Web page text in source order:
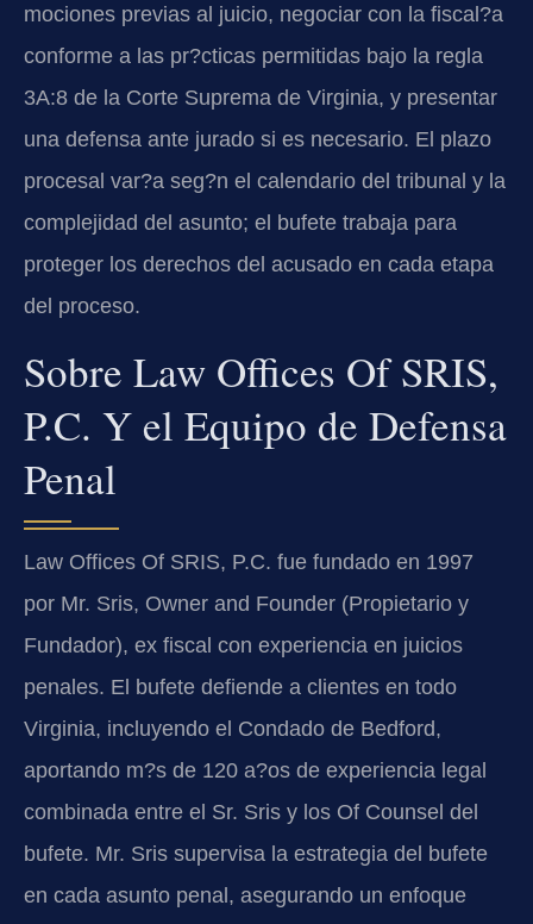
mociones previas al juicio, negociar con la fiscal?a
conforme a las pr?cticas permitidas bajo la regla
3A:8 de la Corte Suprema de Virginia, y presentar
una defensa ante jurado si es necesario. El plazo
procesal var?a seg?n el calendario del tribunal y la
complejidad del asunto; el bufete trabaja para
proteger los derechos del acusado en cada etapa
del proceso.
Sobre Law Offices Of SRIS,
P.C. Y el Equipo de Defensa
Penal
Law Offices Of SRIS, P.C. fue fundado en 1997
por Mr. Sris, Owner and Founder (Propietario y
Fundador), ex fiscal con experiencia en juicios
penales. El bufete defiende a clientes en todo
Virginia, incluyendo el Condado de Bedford,
aportando m?s de 120 a?os de experiencia legal
combinada entre el Sr. Sris y los Of Counsel del
bufete. Mr. Sris supervisa la estrategia del bufete
en cada asunto penal, asegurando un enfoque